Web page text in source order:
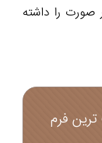
صورت را داشته
فرم